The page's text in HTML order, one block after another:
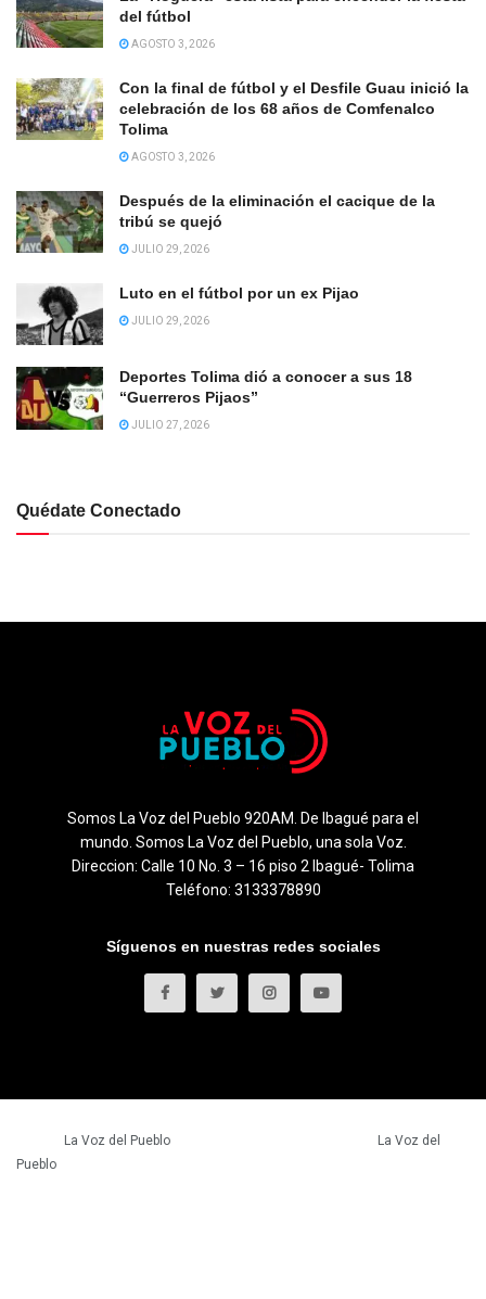
del fútbol
AGOSTO 3, 2026
Con la final de fútbol y el Desfile Guau inició la
celebración de los 68 años de Comfenalco
Tolima
AGOSTO 3, 2026
Después de la eliminación el cacique de la
tribú se quejó
JULIO 29, 2026
Luto en el fútbol por un ex Pijao
JULIO 29, 2026
Deportes Tolima dió a conocer a sus 18
“Guerreros Pijaos”
JULIO 27, 2026
Quédate Conectado
Somos La Voz del Pueblo 920AM. De Ibagué para el
mundo. Somos La Voz del Pueblo, una sola Voz.
Direccion: Calle 10 No. 3 – 16 piso 2 Ibagué- Tolima
Teléfono: 3133378890
Síguenos en nuestras redes sociales
La Voz del Pueblo
La Voz del
Pueblo